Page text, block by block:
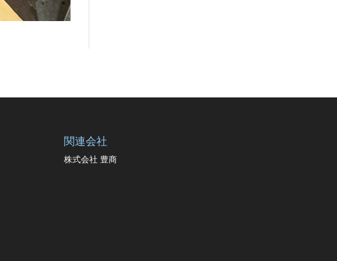
関連会社
株式会社 豊商